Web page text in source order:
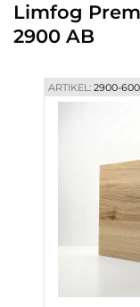
Blogg
Limfog
2900 AB
ARTIKEL:2900-